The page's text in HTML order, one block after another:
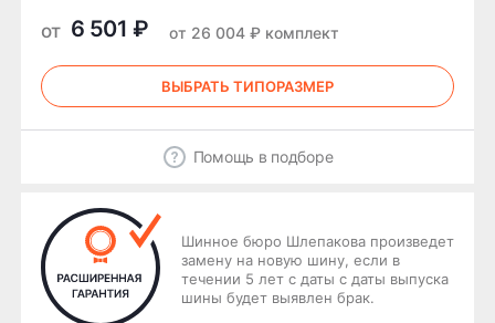
от 6 501 ₽ от 26 004 ₽ комплект
ВЫБРАТЬ ТИПОРАЗМЕР
Помощь в подборе
Шинное бюро Шлепакова произведет
замену на новую шину, если в
течении 5 лет с даты с даты выпуска
шины будет выявлен брак.